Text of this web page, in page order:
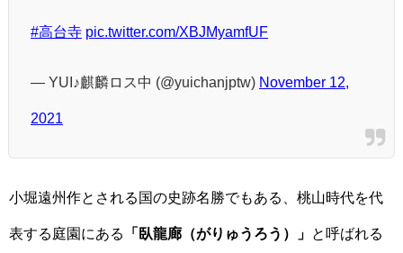
#高台寺 pic.twitter.com/XBJMyamfUF
— YUI♪麒麟ロス中 (@yuichanjptw) November 12,
2021
小堀遠州作とされる国の史跡名勝でもある、桃山時代を代
表する庭園にある 「臥龍廊（がりゅうろう）」 と呼ばれる